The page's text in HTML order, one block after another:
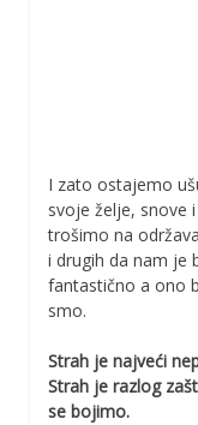
I zato ostajemo
svoje želje, snove
trošimo na
i drugih da nam je
fantastično a ono
smo.
Strah je najveći
Strah je razlog
se bojimo.